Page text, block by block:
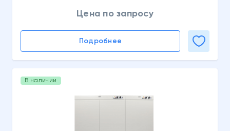
Цена по запросу
Подробнее
В наличии